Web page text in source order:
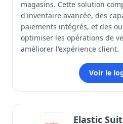
magasins. Cette solution
d'inventaire avancée, des
paiements intégrés, et des
optimiser les opérations de
améliorer l'expérience client.
Voir le
Elastic